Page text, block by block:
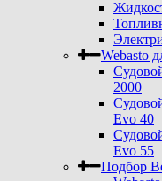
Webasto
2000
Evo 40
Evo 55
Подбор